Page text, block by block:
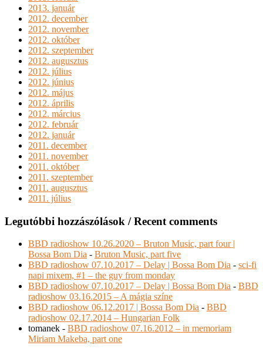
2013. január
2012. december
2012. november
2012. október
2012. szeptember
2012. augusztus
2012. július
2012. június
2012. május
2012. április
2012. március
2012. február
2012. január
2011. december
2011. november
2011. október
2011. szeptember
2011. augusztus
2011. július
Legutóbbi hozzászólások / Recent comments
BBD radioshow 10.26.2020 – Bruton Music, part four |
Bossa Bom Dia - Bruton Music, part five
BBD radioshow 07.10.2017 – Delay | Bossa Bom Dia - sci-fi
napi mixem, #1 – the guy from monday
BBD radioshow 07.10.2017 – Delay | Bossa Bom Dia - BBD
radioshow 03.16.2015 – A mágia színe
BBD radioshow 06.12.2017 | Bossa Bom Dia - BBD
radioshow 02.17.2014 – Hungarian Folk
tomanek - BBD radioshow 07.16.2012 – in memoriam
Miriam Makeba, part one